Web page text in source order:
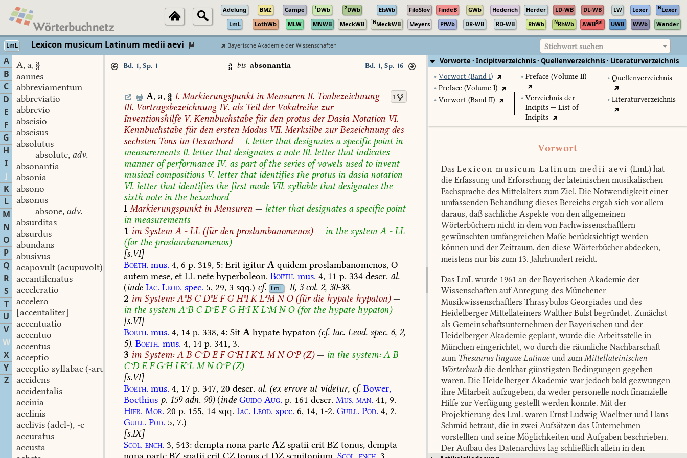
Adelung BMZ Campe 1DWb 2DWb ElsWb FiloSlov FindeB GWb Hederich Herder LD-WB DL-WB LW Lexer NLexer
LmL
LothWb MLW MNWB MeckWB NMeckWB Meyers PfWb DR-WB RD-WB RhWb NRhWb AWBSpl UWB WWb Wander
LmL Lexicon musicum Latinum medii aevi Bayerische Akademie der Wissenschaften Stichwort suchen
A
B
C
D
E
F
G
H
I
J
K
L
M
N
O
P
Q
R
S
T
U
V
W
X
Y
Z
A, a, 
aannes
abbreviamentum
abbreviatio
abbrevio
abscisio
abscisus
absolutus
absolute, adv.
absonantia
absonia
absono
absonus
absone, adv.
absurditas
absurdus
abundans
abusivus
acapovult(acupuvolt)
accantilenatus
acceleratio
accelero
[accentaliter]
accentuatio
accentuo
accentus
acceptio
acceptio syllabae(-arum)
accidens
accidentalis
accinia
acclinis
acclivis(adcl-), -e
accuratus
accusta
Bd. 1, Sp. 1  bis absonantia Bd. 1, Sp. 16
1
A, a,  I. MarkierungspunktinMensurenII.Tonbezeichnung
III. VortragsbezeichnungIV. als TeilderVokalreihe zur
Inventionshilfe V. Kennbuchstabe fürden protus derDasia-Notation VI.
Kennbuchstabe fürden ersten Modus VII. Merksilbe zurBezeichnungdes
sechsten Tons im Hexachord — I. letterthatdesignates aspecificpointin
measurements II. letterthatdesignates anote III. letterthatindicates
mannerofperformance IV. as partofthe series ofvowels usedtoinvent
musicalcompositions V. letterthatidentifies the protus in dasianotation
VI. letterthatidentifies the firstmode VII. syllable thatdesignates the
sixth note in the hexachord
I Markierungspunktin Mensuren — letterthatdesignates aspecificpoint
in measurements
1 im System A -LL (fürden proslambanomenos) — in the system A -LL
(forthe proslambanomenos)
[s.VI]
Boeth. mus. 4, 6 p. 319, 5: Erit igitur A quidem proslambanomenos, O
autem mese, et LL nete hyperboleon. Boeth. mus. 4, 11 p. 334 descr. al.
(inde Iac. Leod. spec. 5, 29, 3 sqq.) cf. LmL II,3col.2,30-38.
2 im System:AˢB CDˢEFGHˢIKLˢMNO(fürdie hypate hypaton) —
in the system AˢB CDˢEFGHˢIKLˢMNO(forthe hypate hypaton)
[s.VI]
Boeth. mus. 4, 14 p. 338, 4: Sit A hypate hypaton (cf. Iac. Leod. spec. 6, 2,
5). Boeth. mus. 4, 14 p. 341, 3.
3 im System:A B CˢDEFGˢHIKˢL MNOˢP(Z) — in the system: A B
CˢDEFGˢHIKˢL MNOˢP(Z)
[s.VI]
Boeth. mus. 4, 17 p. 347, 20 descr. al. (exerrore utvidetur, cf. Bower,
Boethius p. 159adn. 90)(inde Guido Aug. p. 161 descr. Mus. man. 41, 9.
Hier. Mor. 20 p. 155, 14 sqq. Iac. Leod. spec. 6, 14, 1-2. Guill. Pod. 4, 2.
Guill. Pod. 5, 7.)
[s.IX]
Scol. ench. 3, 543: dempta nona parte AZ spatii erit BZ tonus, dempta
Vorworte · Incipitverzeichnis · Quellenverzeichnis · Literaturverzeichnis
• Vorwort (Band I)
• Preface (Volume I)
• Vorwort (Band II)
• Preface (Volume II)
• Verzeichnis der
Incipits — List of
Incipits
• Quellenverzeichnis
• Literaturverzeichnis
Vorwort
Das Lexicon musicum Latinum medii aevi (LmL) hat
die Erfassung und Erforschung der lateinischen musikalischen
Fachsprache des Mittelalters zum Ziel. Die Notwendigkeit einer
umfassenden Behandlung dieses Bereichs ergab sich vor allem
daraus, daß sachliche Aspekte von den allgemeinen
Wörterbüchern nicht in dem von Fachwissenschaftlern
gewünschten umfangreichen Maße berücksichtigt werden
können und der Zeitraum, den diese Wörterbücher abdecken,
meistens nur bis zum 13. Jahrhundert reicht.
Das LmL wurde 1961 an der Bayerischen Akademie der
Wissenschaften auf Anregung des Münchener
Musikwissenschaftlers Thrasybulos Georgiades und des
Heidelberger Mittellateiners Walther Bulst begründet. Zunächst
als Gemeinschaftsunternehmen der Bayerischen und der
Heidelberger Akademie geplant, wurde die Arbeitsstelle in
München eingerichtet, wo durch die räumliche Nachbarschaft
zum Thesaurus linguae Latinaeund zum Mittellateinischen
Wörterbuch die denkbar günstigsten Bedingungen gegeben
waren. Die Heidelberger Akademie war jedoch bald gezwungen
ihre Mitarbeit aufzugeben, da weder personelle noch finanzielle
Hilfe zur Verfügung gestellt werden konnte. Mit der
Projektierung des LmL waren Ernst Ludwig Waeltner und Hans
Schmid betraut, die in zwei Aufsätzen das Unternehmen
vorstellten und seine Möglichkeiten und Aufgaben beschrieben.
Der Aufbau des Datenarchivs lag schließlich allein in den